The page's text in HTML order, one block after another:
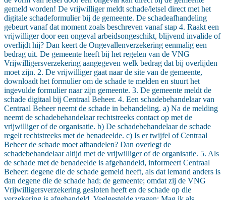
gemeld worden! De vrijwilliger meldt schade/letsel direct met het
digitale schadeformulier bij de gemeente. De schadeafhandeling
gebeurt vanaf dat moment zoals beschreven vanaf stap 4. Raakt een
vrijwilliger door een ongeval arbeidsongeschikt, blijvend invalide of
overlijdt hij? Dan keert de Ongevallenverzekering eenmalig een
bedrag uit. De gemeente heeft bij het regelen van de VNG
Vrijwilligersverzekering aangegeven welk bedrag dat bij overlijden
moet zijn. 2. De vrijwilliger gaat naar de site van de gemeente,
downloadt het formulier om de schade te melden en stuurt het
ingevulde formulier naar zijn gemeente. 3. De gemeente meldt de
schade digitaal bij Centraal Beheer. 4. Een schadebehandelaar van
Centraal Beheer neemt de schade in behandeling. a) Na de melding
neemt de schadebehandelaar rechtstreeks contact op met de
vrijwilliger of de organisatie. b) De schadebehandelaar de schade
regelt rechtstreeks met de benadeelde. c) Is er twijfel of Centraal
Beheer de schade moet afhandelen? Dan overlegt de
schadebehandelaar altijd met de vrijwilliger of de organisatie. 5. Als
de schade met de benadeelde is afgehandeld, informeert Centraal
Beheer: degene die de schade gemeld heeft, als dat iemand anders is
dan degene die de schade had; de gemeente; omdat zij de VNG
Vrijwilligersverzekering gesloten heeft en de schade op die